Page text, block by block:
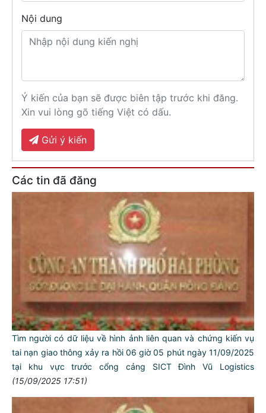
Nội dung
Ý kiến của bạn sẽ được biên tập trước khi đăng.
Xin vui lòng gõ tiếng Việt có dấu.
Gửi ý kiến
Các tin đã đăng
Tìm người có dữ liệu về hình ảnh liên quan và chứng kiến vụ
tai nạn giao thông xảy ra hồi 06 giờ 05 phút ngày 11/09/2025
tại khu vực trước cổng cảng SICT Đình Vũ Logistics
(15/09/2025 17:51)